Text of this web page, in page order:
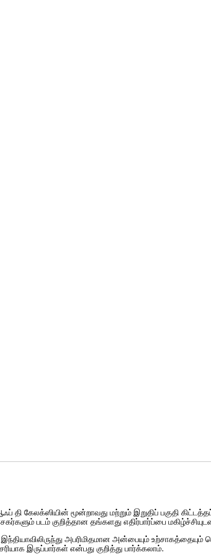
தி கேலக்ஸியின் மூன்றாவது மற்றும் இறுதிப் பகுதி
படம் குறித்தான தங்களது எதிர்பார்ப்பை
அபரிமிதமான அன்பையும்
இருப்பார்கள் என்பது குறித்து பார்க்கலாம்.